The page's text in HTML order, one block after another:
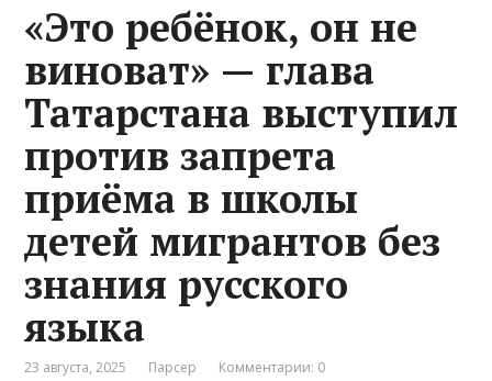
«Это ребёнок, он не
виноват» — глава
Татарстана выступил
против запрета
приёма в школы
детей мигрантов без
знания русского
языка
23 августа, 2025 Парсер Комментарии: 0